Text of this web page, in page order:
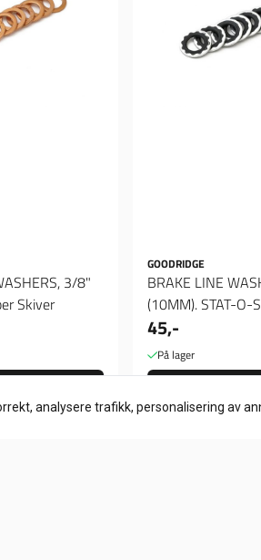
3/8"
Skiver
GOODRIDGE
BRAKE LINE
(10MM). STAT-O-
skiver
45,-
På lager
analysere trafikk, personalisering av